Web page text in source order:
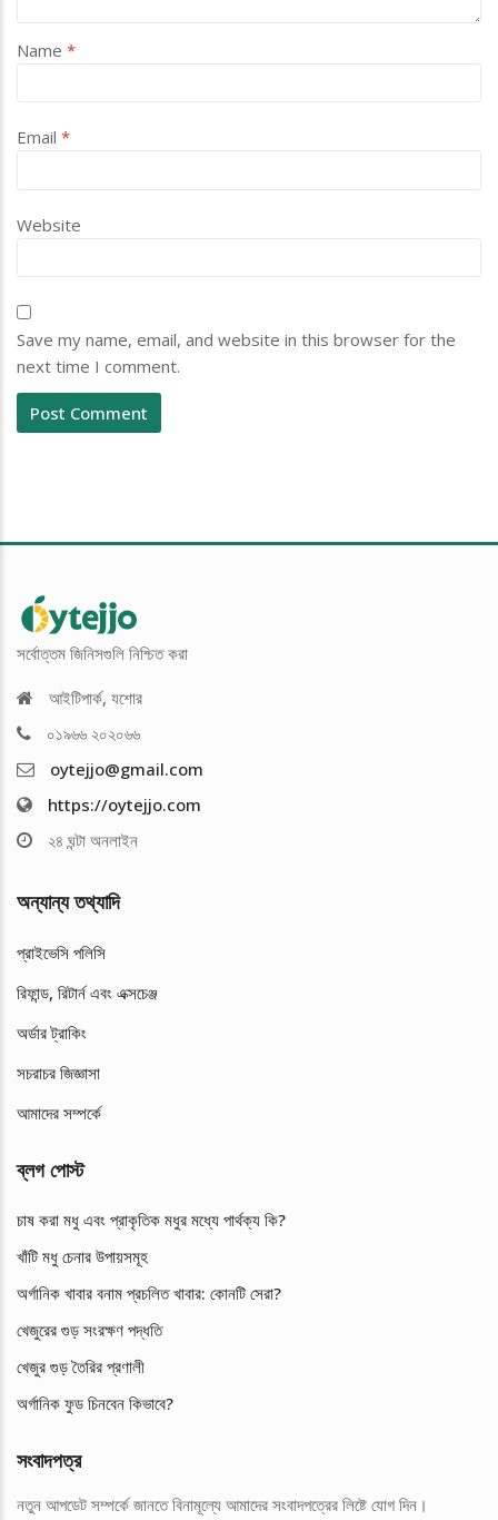
Name *
Email *
Website
Save my name, email, and website in this browser for the
next time I comment.
সর্বোত্তম জিনিসগুলি নিশ্চিত করা
আইটিপার্ক, যশোর
০১৯৬৬ ২০২০৬৬
oytejjo@gmail.com
https://oytejjo.com
২৪ ঘন্টা অনলাইন
অন্যান্য তথ্যাদি
প্রাইভেসি পলিসি
রিফান্ড, রিটার্ন এবং এক্সচেঞ্জ
অর্ডার ট্রাকিং
সচরাচর জিজ্ঞাসা
আমাদের সম্পর্কে
ব্লগ পোস্ট
চাষ করা মধু এবং প্রাকৃতিক মধুর মধ্যে পার্থক্য কি?
খাঁটি মধু চেনার উপায়সমূহ
অর্গানিক খাবার বনাম প্রচলিত খাবার: কোনটি সেরা?
খেজুরের গুড় সংরক্ষণ পদ্ধতি
খেজুর গুড় তৈরির প্রণালী
অর্গানিক ফুড চিনবেন কিভাবে?
সংবাদপত্র
নতুন আপডেট সম্পর্কে জানতে বিনামূল্যে আমাদের সংবাদপত্রের লিষ্টে যোগ দিন।